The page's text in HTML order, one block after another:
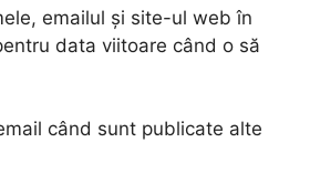
emailul și site-ul web în
data viitoare când o să
când sunt publicate alte